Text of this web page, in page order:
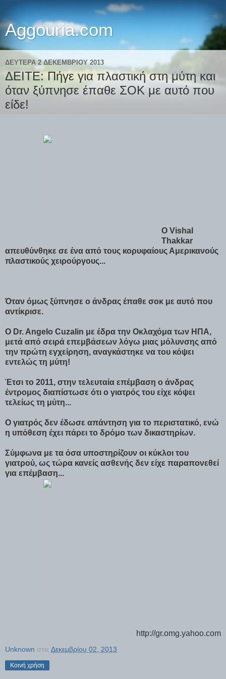
Aggouria.com
ΔΕΥΤΈΡΑ 2 ΔΕΚΕΜΒΡΊΟΥ 2013
ΔΕΙΤΕ: Πήγε για πλαστική στη μύτη και
όταν ξύπνησε έπαθε ΣΟΚ με αυτό που
είδε!
Ο Vishal
Thakkar
απευθύνθηκε σε ένα από τους κορυφαίους Αμερικανούς
πλαστικούς χειρούργους...
Όταν όμως ξύπνησε ο άνδρας έπαθε σοκ με αυτό που
αντίκρισε.
Ο Dr. Angelo Cuzalin με έδρα την Οκλαχόμα των ΗΠΑ,
μετά από σειρά επεμβάσεων λόγω μιας μόλυνσης από
την πρώτη εγχείρηση, αναγκάστηκε να του κόψει
εντελώς τη μύτη!
Έτσι το 2011, στην τελευταία επέμβαση ο άνδρας
έντρομος διαπίστωσε ότι ο γιατρός του είχε κόψει
τελείως τη μύτη...
Ο γιατρός δεν έδωσε απάντηση για το περιστατικό, ενώ
η υπόθεση έχει πάρει το δρόμο των δικαστηρίων.
Σύμφωνα με τα όσα υποστηρίζουν οι κύκλοι του
γιατρού, ως τώρα κανείς ασθενής δεν είχε παραπονεθεί
για επέμβαση...
http://gr.omg.yahoo.com
Unknown στις Δεκεμβρίου 02, 2013
Κοινή χρήση